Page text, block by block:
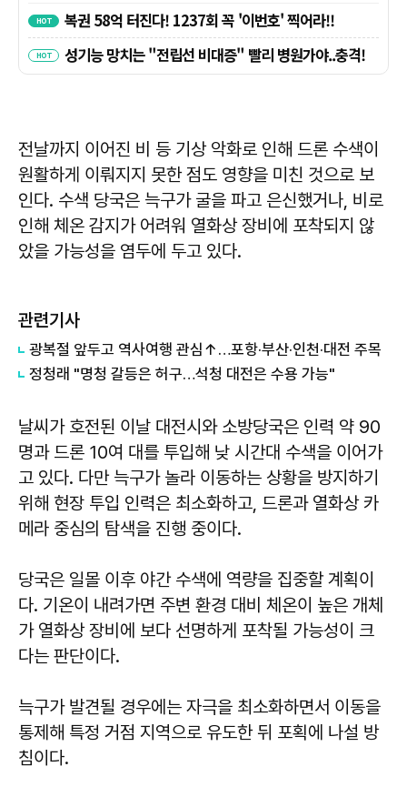
전날까지 이어진 비 등 기상 악화로 인해 드론 수색이
원활하게 이뤄지지 못한 점도 영향을 미친 것으로 보
인다. 수색 당국은 늑구가 굴을 파고 은신했거나, 비로
인해 체온 감지가 어려워 열화상 장비에 포착되지 않
았을 가능성을 염두에 두고 있다.
관련기사
광복절 앞두고 역사여행 관심↑…포항·부산·인천·대전 주목
정청래 "명청 갈등은 허구…석청 대전은 수용 가능"
날씨가 호전된 이날 대전시와 소방당국은 인력 약 90
명과 드론 10여 대를 투입해 낮 시간대 수색을 이어가
고 있다. 다만 늑구가 놀라 이동하는 상황을 방지하기
위해 현장 투입 인력은 최소화하고, 드론과 열화상 카
메라 중심의 탐색을 진행 중이다.
당국은 일몰 이후 야간 수색에 역량을 집중할 계획이
다. 기온이 내려가면 주변 환경 대비 체온이 높은 개체
가 열화상 장비에 보다 선명하게 포착될 가능성이 크
다는 판단이다.
늑구가 발견될 경우에는 자극을 최소화하면서 이동을
통제해 특정 거점 지역으로 유도한 뒤 포획에 나설 방
침이다.